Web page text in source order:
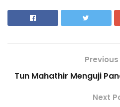
Tun Mahathir Menguji
Next